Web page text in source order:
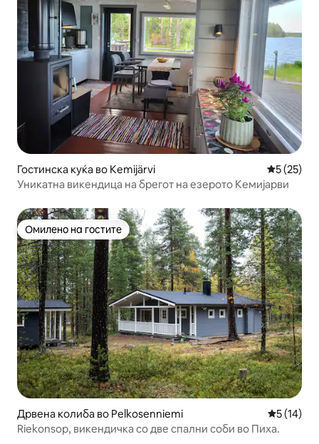
Гостинска куќа во Kemijärvi Просечна
5 (25)
Уникатна викендица на брегот на езерото Кемијарви
Омилено на гостите
Омилено на гостите
Дрвена колиба во Pelkosenniemi Просечна
5 (14)
Riekonsop, викендичка со две спални соби во Пиха.